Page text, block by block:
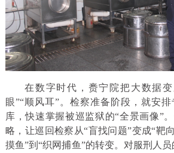
在数字时代，赉宁院把大数据
眼”“顺风耳”。检察准备阶段，就安
库，快速掌握被巡监狱的“全景画像”
略，让巡回检察从“盲找问题”变成“靶
摸鱼”到“织网捕鱼”的转变。对服刑人